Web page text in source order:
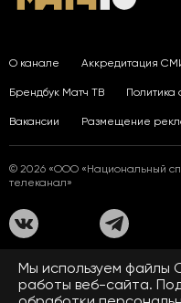
О канале Аккредитация
Брендбук Матч ТВ Политика
Вакансии Размещение
© 2026 «ООО «Национальный
телеканал»
На сайте применяются
Правилах применения
Средство массовой информации
Мы используем файлы
работы веб-сайта.